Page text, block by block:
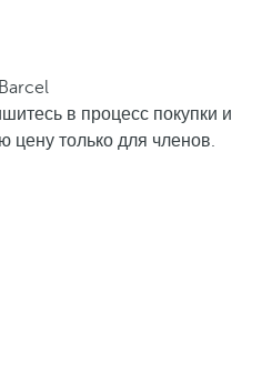
в процесс покупки и
цену только для членов.